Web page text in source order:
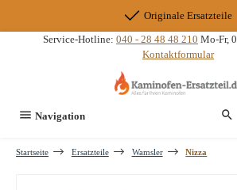
Originale Ersatzteile
Service-Hotline: 040 - 28 48 48 210 Mo-Fr,
Kontaktformular
Navigation
Startseite Ersatzteile Wamsler Nizza